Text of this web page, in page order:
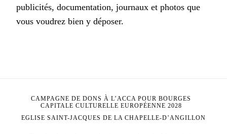
publicités, documentation, journaux et photos que
vous voudrez bien y déposer.
CAMPAGNE DE DONS À L’ACCA POUR BOURGES
CAPITALE CULTURELLE EUROPÉENNE 2028
EGLISE SAINT-JACQUES DE LA CHAPELLE-D’ANGILLON